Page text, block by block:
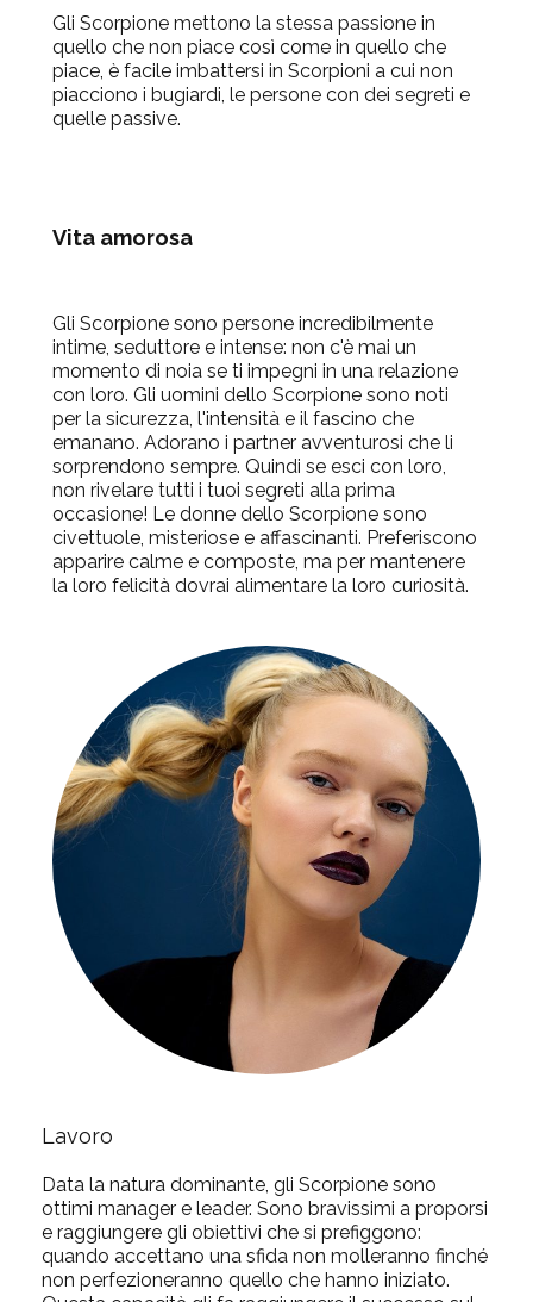
Gli Scorpione mettono la stessa passione in
quello che non piace così come in quello che
piace, è facile imbattersi in Scorpioni a cui non
piacciono i bugiardi, le persone con dei segreti e
quelle passive.
Vita amorosa
Gli Scorpione sono persone incredibilmente
intime, seduttore e intense: non c'è mai un
momento di noia se ti impegni in una relazione
con loro. Gli uomini dello Scorpione sono noti
per la sicurezza, l'intensità e il fascino che
emanano. Adorano i partner avventurosi che li
sorprendono sempre. Quindi se esci con loro,
non rivelare tutti i tuoi segreti alla prima
occasione! Le donne dello Scorpione sono
civettuole, misteriose e affascinanti. Preferiscono
apparire calme e composte, ma per mantenere
la loro felicità dovrai alimentare la loro curiosità.
Lavoro
Data la natura dominante, gli Scorpione sono
ottimi manager e leader. Sono bravissimi a proporsi
e raggiungere gli obiettivi che si prefiggono:
quando accettano una sfida non molleranno finché
non perfezioneranno quello che hanno iniziato.